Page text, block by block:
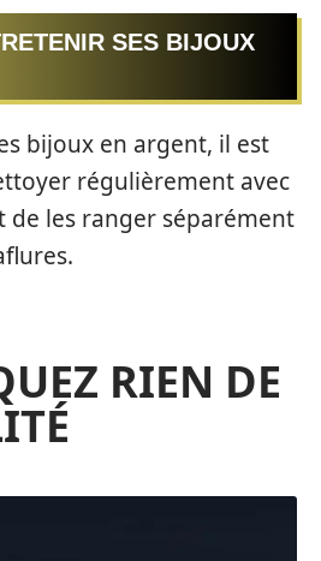
SES BIJOUX
bijoux en argent, il est
régulièrement avec
de les ranger séparément
RIEN DE